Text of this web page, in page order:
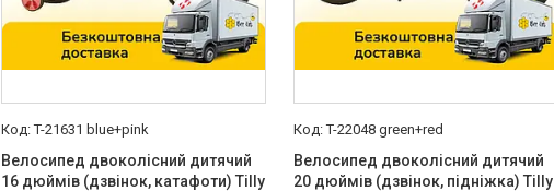
T-21631 blue+pink
Велосипед двоколісний дитячий
16 дюймів (дзвінок, катафоти) Tilly
T-22048 green+red
Велосипед двоколісний дитячий
20 дюймів (дзвінок, підніжка) Tilly